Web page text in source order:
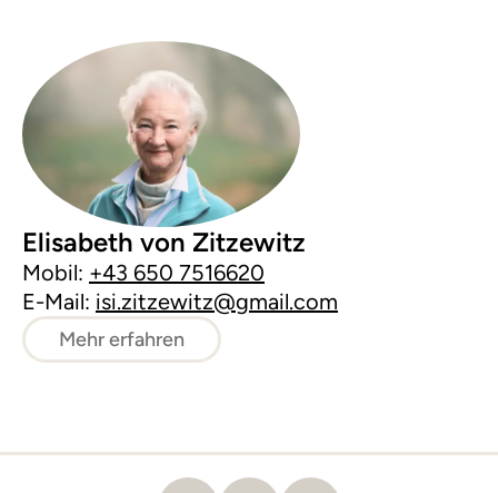
Elisabeth von Zitzewitz
Mobil: +43 650 7516620
E-Mail: isi.zitzewitz@gmail.com
Mehr erfahren